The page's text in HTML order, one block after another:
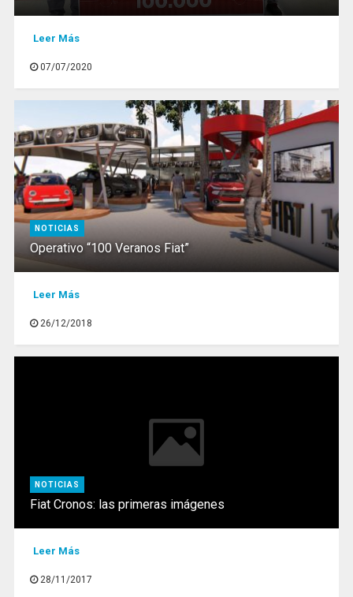
Leer Más
07/07/2020
NOTICIAS
Operativo “100 Veranos Fiat”
Leer Más
26/12/2018
NOTICIAS
Fiat Cronos: las primeras imágenes
Leer Más
28/11/2017